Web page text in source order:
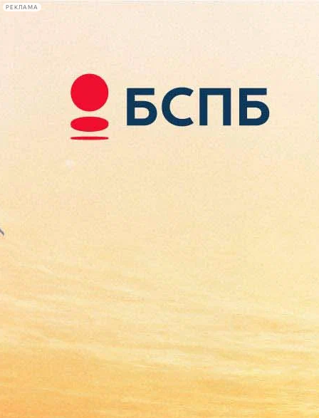
РЕКЛАМА
Сегодня:
2026.08.10
09:06
Афиша Plus